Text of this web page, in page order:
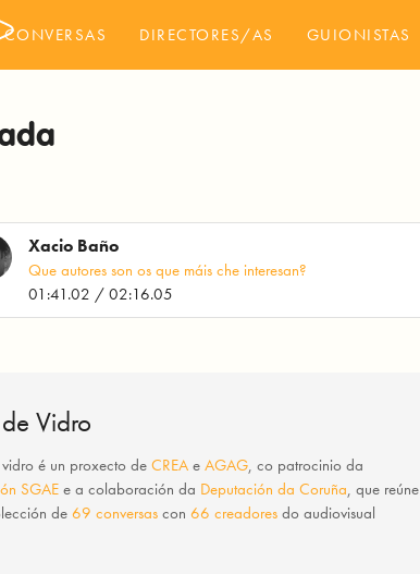
CONVERSAS DIRECTORES/AS GUIONISTAS
Xacio Baño
Que autores son os que máis che interesan?
01:41.02 / 02:16.05
Vidro
é un proxecto deCREA eAGAG, co patrocinio da
SGAE e a colaboración da Deputación da Coruña, que reúne
de69 conversas con66 creadores do audiovisual